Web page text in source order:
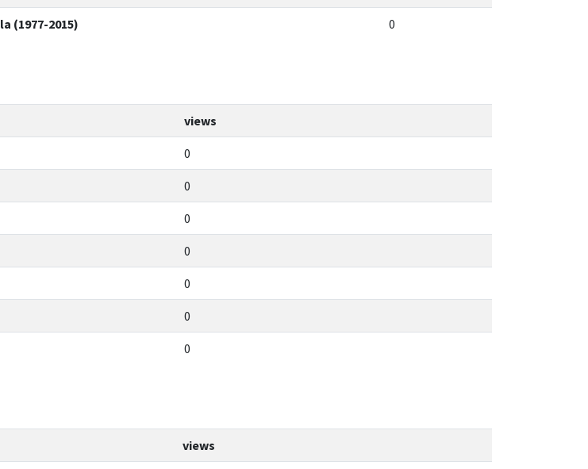
(1977-2015) 0
views
0
0
0
0
0
0
0
views